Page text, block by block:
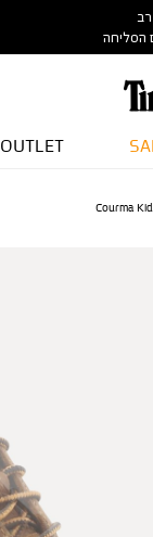
הסליחה
OUTLET